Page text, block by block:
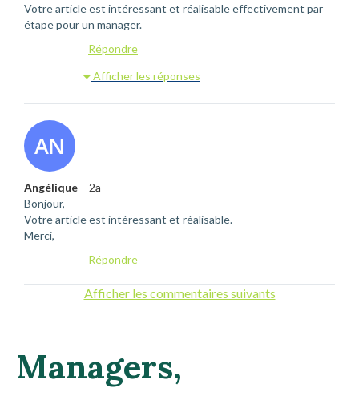
Votre article est intéressant et réalisable effectivement par
étape pour un manager.
Répondre
Afficher les réponses
Angélique - 2a
Bonjour,
Votre article est intéressant et réalisable.
Merci,
Répondre
Afficher les commentaires suivants
Managers,